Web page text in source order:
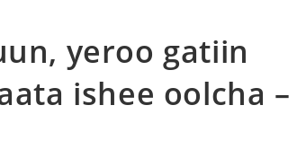
yeroo gatiin
ishee oolcha –